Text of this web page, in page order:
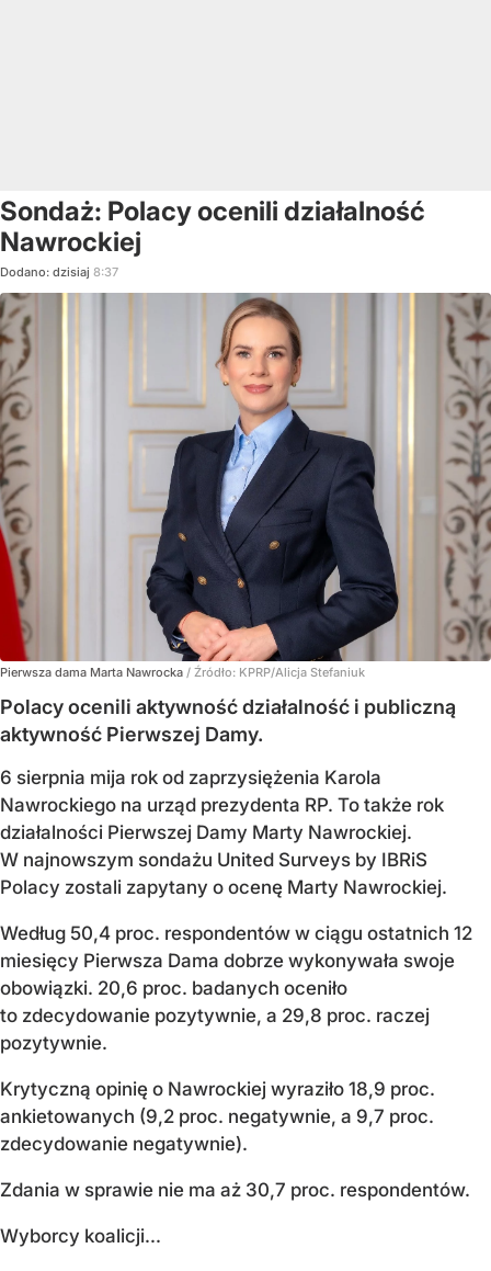
Sondaż: Polacy ocenili działalność
Nawrockiej
Dodano: dzisiaj 8:37
Pierwsza dama Marta Nawrocka / Źródło: KPRP/Alicja Stefaniuk
Polacy ocenili aktywność działalność i publiczną
aktywność Pierwszej Damy.
6 sierpnia mija rok od zaprzysiężenia Karola
Nawrockiego na urząd prezydenta RP. To także rok
działalności Pierwszej Damy Marty Nawrockiej.
W najnowszym sondażu United Surveys by IBRiS
Polacy zostali zapytany o ocenę Marty Nawrockiej.
Według 50,4 proc. respondentów w ciągu ostatnich 12
miesięcy Pierwsza Dama dobrze wykonywała swoje
obowiązki. 20,6 proc. badanych oceniło
to zdecydowanie pozytywnie, a 29,8 proc. raczej
pozytywnie.
Krytyczną opinię o Nawrockiej wyraziło 18,9 proc.
ankietowanych (9,2 proc. negatywnie, a 9,7 proc.
zdecydowanie negatywnie).
Zdania w sprawie nie ma aż 30,7 proc. respondentów.
Wyborcy koalicji...